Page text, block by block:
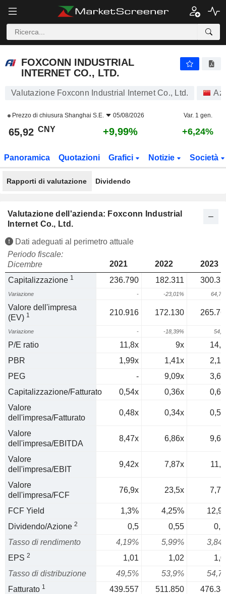
FOXCONN INDUSTRIAL
INTERNET CO., LTD.
Valutazione Foxconn Industrial Internet Co., Ltd.
Prezzo di chiusura Shanghai S.E. 05/08/2026 Var. 1 gen.
65,92 CNY +9,99% +6,24%
Panoramica Quotazioni Grafici Notizie Società
Rapporti di valutazione Dividendo
Valutazione dell'azienda: Foxconn Industrial
Internet Co., Ltd.
Dati adeguati al perimetro attuale
Periodo fiscale:
Dicembre
2021 2022
2023
Capitalizzazione 1 236.790 182.311
Variazione - -23,01%
Valore dell'impresa
(EV) 1 210.916 172.130
Variazione - -18,39%
P/E ratio 11,8x 9x
PBR
1,99x 1,41x
PEG
- 9,09x
Capitalizzazione/Fatturato
0,54x 0,36x
Valore
dell'impresa/Fatturato
0,48x 0,34x
Valore
dell'impresa/EBITDA
8,47x 6,86x
Valore
dell'impresa/EBIT
9,42x 7,87x
Valore
dell'impresa/FCF
76,9x 23,5x
FCF Yield 1,3% 4,25%
Dividendo/Azione 2 0,5 0,55
Tasso di rendimento
4,19% 5,99%
EPS 2 1,01 1,02
Tasso di distribuzione
49,5% 53,9%
Fatturato 1 439.557 511.850